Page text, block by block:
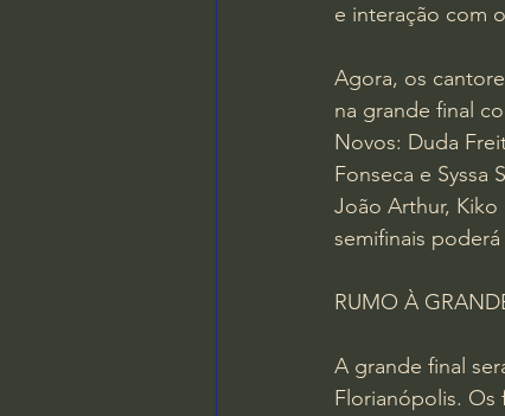
e interação com
Agora, os
na grande final
Novos: Duda
Fonseca e Syssa
João Arthur,
semifinais
RUMO À
A grande final
Florianópolis. Os